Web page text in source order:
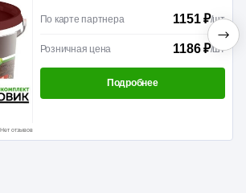
Нет отзывов
По карте партнера 1151 ₽/шт
Розничная цена 1186 ₽/шт
Подробнее